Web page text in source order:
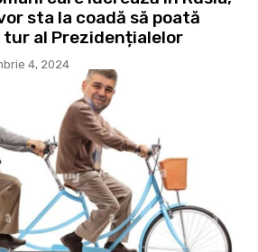
sta la coadă să poată
tur al Prezidențialelor
4, 2024